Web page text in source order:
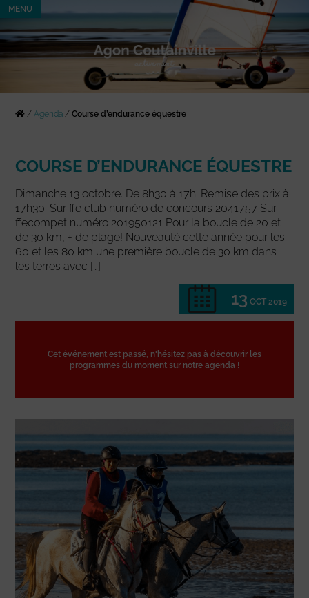
MENU
/Agenda /Course d’endurance équestre
COURSE D’ENDURANCE ÉQUESTRE
Dimanche 13 octobre. De 8h30 à 17h. Remise des prix à
17h30. Sur ffe club numéro de concours 2041757 Sur
ffecompet numéro 201950121 Pour la boucle de 20 et
de 30 km, + de plage! Nouveauté cette année pour les
60 et les 80 km une première boucle de 30 km dans
les terres avec […]
13 OCT 2019
Cet événement est passé, n'hésitez pas à découvrir les
programmes du moment sur notre agenda !